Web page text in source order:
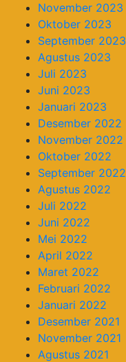
November 2023
Oktober 2023
September 2023
Agustus 2023
Juli 2023
Juni 2023
Januari 2023
Desember 2022
November 2022
Oktober 2022
September 2022
Agustus 2022
Juli 2022
Juni 2022
Mei 2022
April 2022
Maret 2022
Februari 2022
Januari 2022
Desember 2021
November 2021
Agustus 2021